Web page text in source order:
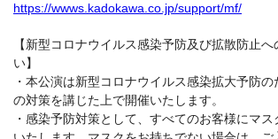
https://wwws.kadokawa.co.jp/support/mf/
【新型コロナウイルス感染予防及び拡散防止
い】
・本公演は新型コロナウイルス感染拡大予防の
の対策を講じた上で開催いたします。
・感染予防対策として、すべてのお客様にマ